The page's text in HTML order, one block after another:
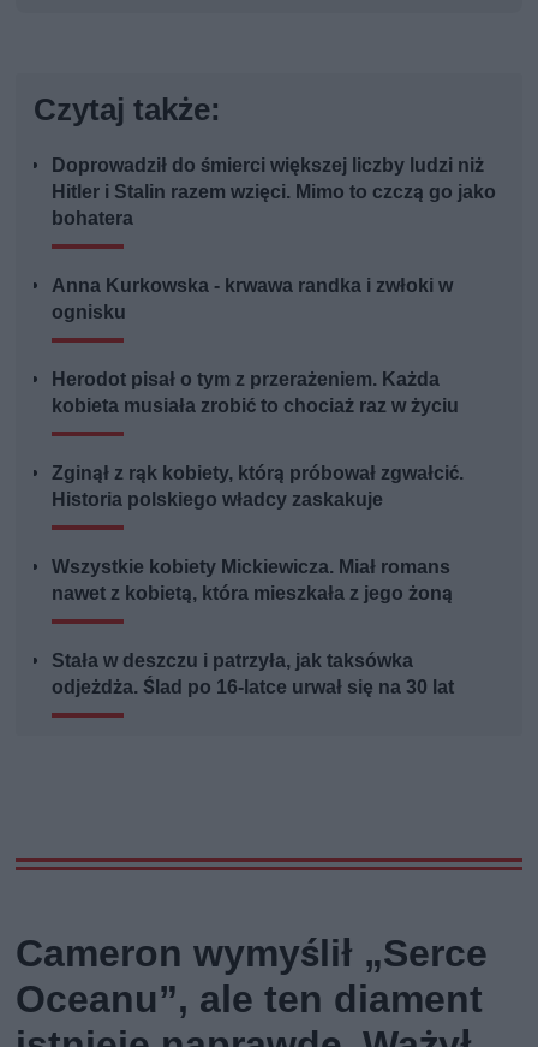
Czytaj także:
Doprowadził do śmierci większej liczby ludzi niż
Hitler i Stalin razem wzięci. Mimo to czczą go jako
bohatera
Anna Kurkowska - krwawa randka i zwłoki w
ognisku
Herodot pisał o tym z przerażeniem. Każda
kobieta musiała zrobić to chociaż raz w życiu
Zginął z rąk kobiety, którą próbował zgwałcić.
Historia polskiego władcy zaskakuje
Wszystkie kobiety Mickiewicza. Miał romans
nawet z kobietą, która mieszkała z jego żoną
Stała w deszczu i patrzyła, jak taksówka
odjeżdża. Ślad po 16-latce urwał się na 30 lat
Cameron wymyślił „Serce
Oceanu”, ale ten diament